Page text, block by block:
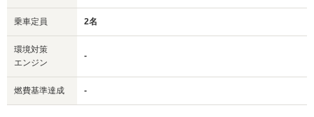
乗車定員 2名
環境対策
エンジン
-
燃費基準達成 -